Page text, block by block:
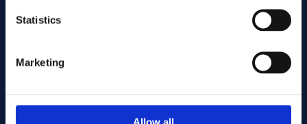
Statistics
Marketing
Allow all
Cutting services